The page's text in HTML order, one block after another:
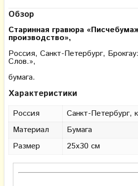
Обзор
Старинная гравюра
производство»,
Россия, Санкт-Петербург,
Слов.»,
бумага.
Характеристики
Россия
Санкт-Петербург,
Материал
Бумага
Размер
25х30 см